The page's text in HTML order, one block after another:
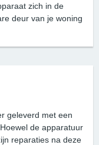
zich in de
deur van je woning
geleverd met een
de apparatuur
reparaties na deze